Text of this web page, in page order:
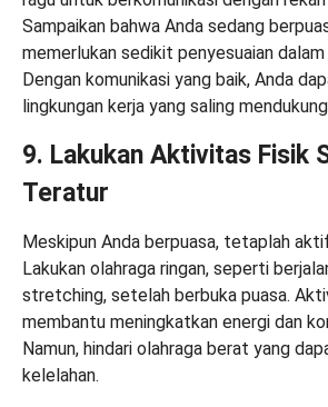
Sampaikan bahwa Anda sedang
memerlukan sedikit penyesuaian dalam
Dengan komunikasi yang baik, Anda
lingkungan kerja yang saling
9. Lakukan Aktivitas Fisik
Teratur
Meskipun Anda berpuasa, tetaplah
Lakukan olahraga ringan, seperti
stretching, setelah berbuka puasa.
membantu meningkatkan energi dan
Namun, hindari olahraga berat yang
kelelahan.